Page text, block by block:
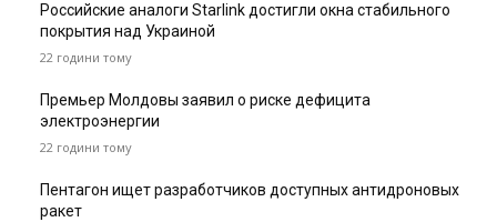
Российские аналоги Starlink достигли окна стабильного
покрытия над Украиной
22 години тому
Премьер Молдовы заявил о риске дефицита
электроэнергии
22 години тому
Пентагон ищет разработчиков доступных антидроновых
ракет